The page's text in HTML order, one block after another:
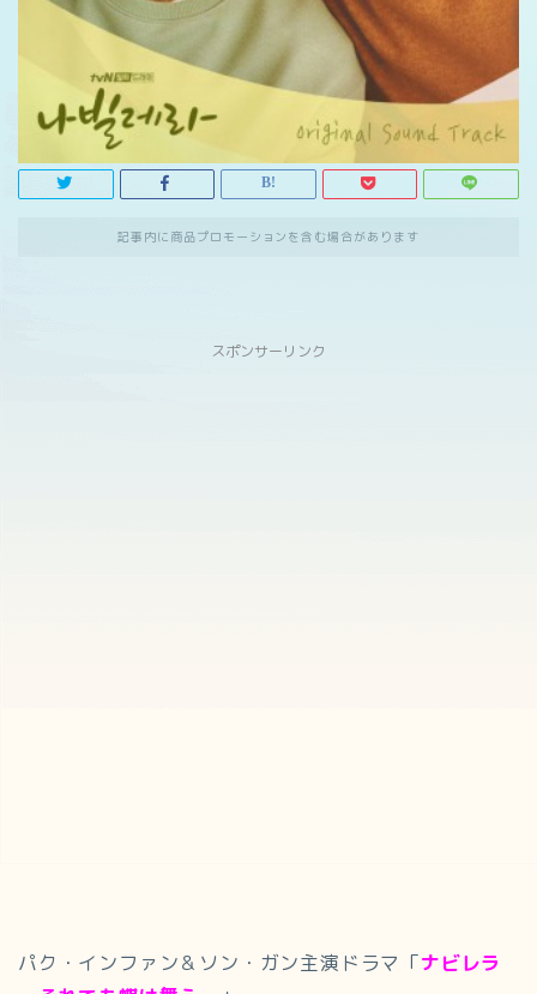
記事内に商品プロモーションを含む場合があります
スポンサーリンク
パク・インファン＆ソン・ガン主演ドラマ「ナビレラ